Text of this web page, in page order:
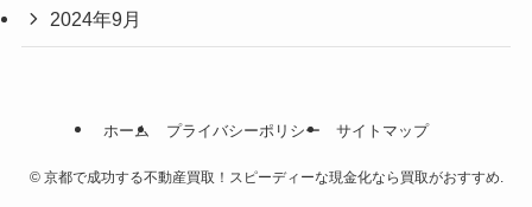
2024年9月
ホーム プライバシーポリシー サイトマップ
©京都で成功する不動産買取！スピーディーな現金化なら買取がおすすめ.